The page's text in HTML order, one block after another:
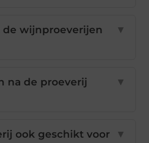
de wijnproeverijen
▼
na de proeverij
▼
ook geschikt voor
▼